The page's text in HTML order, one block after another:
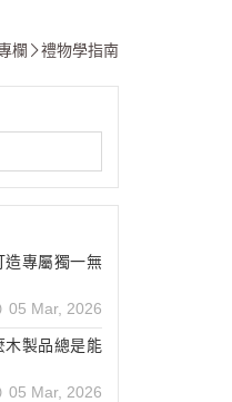
欄 禮物學指南
造專屬獨一無
05 Mar, 2026
木製品總是能
05 Mar, 2026